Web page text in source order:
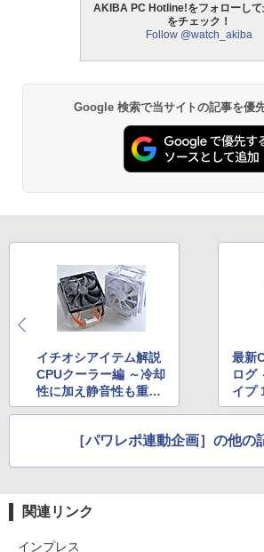
AKIBA PC Hotline!をフォローして
をチェック！
Follow @watch_akiba
Google 検索で当サイトの記事を優
イチオシアイテム解説
CPUクーラー編 ～冷却
性に加え静音性も重視
～
最新
ログ
イプ
［パワレポ連動企画］の他の
関連リンク
インプレス